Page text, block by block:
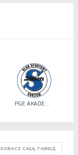
PGE AKADEMIA SIATKÓWKI STILON
ZOBACZ CAŁĄ TABELĘ